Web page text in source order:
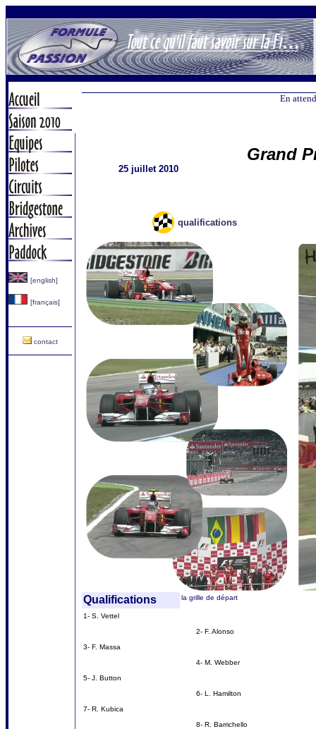
[english]
[français]
contact
En
25 juillet 2010
Grand
qualifications
Qualifications la grille de départ
1- S. Vettel
2- F. Alonso
3- F. Massa
4- M. Webber
5- J. Button
6- L. Hamilton
7- R. Kubica
8- R. Barrichello